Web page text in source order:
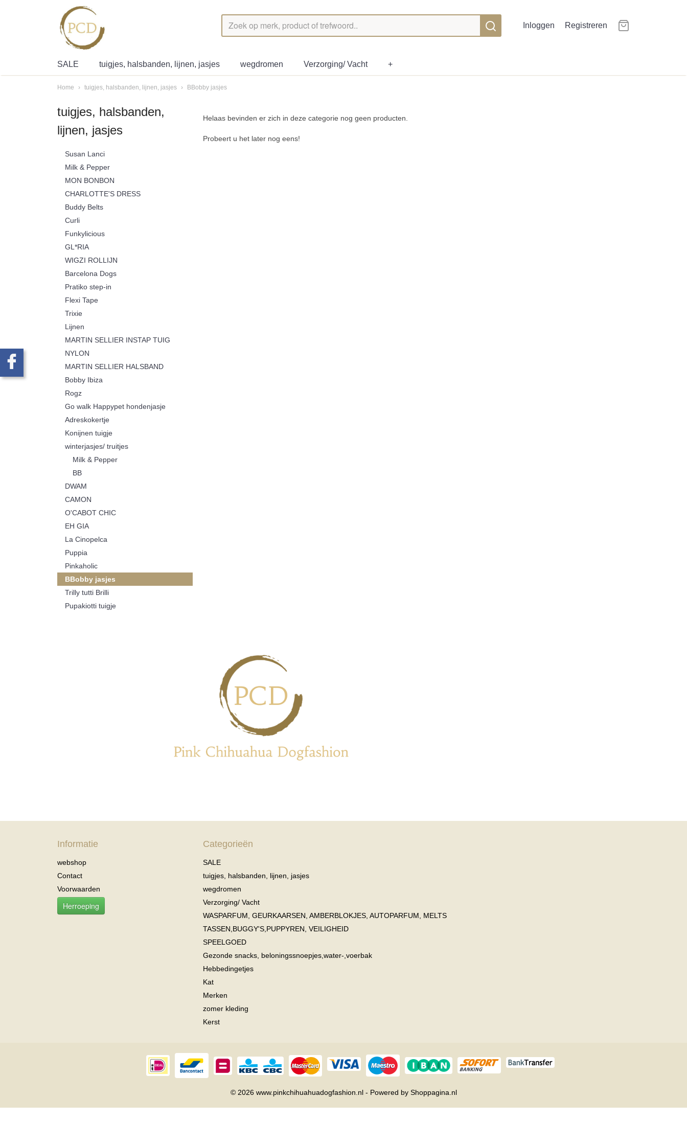
Inloggen Registreren
SALE tuigjes, halsbanden, lijnen, jasjes wegdromen Verzorging/ Vacht +
Home › tuigjes, halsbanden, lijnen, jasjes › BBobby jasjes
tuigjes, halsbanden,
lijnen, jasjes
Susan Lanci
Milk & Pepper
MON BONBON
CHARLOTTE'S DRESS
Buddy Belts
Curli
Funkylicious
GL*RIA
WIGZI ROLLIJN
Barcelona Dogs
Pratiko step-in
Flexi Tape
Trixie
Lijnen
MARTIN SELLIER INSTAP TUIG
NYLON
MARTIN SELLIER HALSBAND
Bobby Ibiza
Rogz
Go walk Happypet hondenjasje
Adreskokertje
Konijnen tuigje
winterjasjes/ truitjes
Milk & Pepper
BB
DWAM
CAMON
O'CABOT CHIC
EH GIA
La Cinopelca
Puppia
Pinkaholic
BBobby jasjes
Trilly tutti Brilli
Pupakiotti tuigje
Helaas bevinden er zich in deze categorie nog geen producten.
Probeert u het later nog eens!
Informatie
webshop
Contact
Voorwaarden
Herroeping
Categorieën
SALE
tuigjes, halsbanden, lijnen, jasjes
wegdromen
Verzorging/ Vacht
WASPARFUM, GEURKAARSEN, AMBERBLOKJES, AUTOPARFUM, MELTS
TASSEN,BUGGY'S,PUPPYREN, VEILIGHEID
SPEELGOED
Gezonde snacks, beloningssnoepjes,water-,voerbak
Hebbedingetjes
Kat
Merken
zomer kleding
Kerst
© 2026 www.pinkchihuahuadogfashion.nl - Powered by Shoppagina.nl